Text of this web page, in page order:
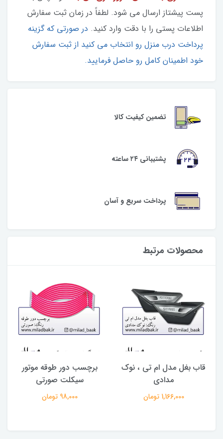
پست پیشتاز ارسال می شود. لطفاً در زمان ثبت سفارش
اطلاعات پستی را با دقت وارد کنید. در صورتی که گزینه
پرداخت درب منزل رو انتخاب می کنید از ثبت سفارش
خود اطمینان کامل رو حاصل فرمایید.
تضمین کیفیت کالا
پشتیبانی ۲۴ ساعته
پرداخت سریع و آسان
محصولات مرتبط
قاب بغل مدل ام تی ، نوک
مدادی
1,166,000 تومان
برچسب دور طوقه موتور
سیکلت صورتی
98,000 تومان